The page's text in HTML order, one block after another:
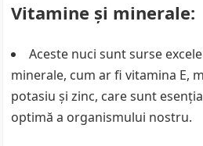
Vitamine și minerale:
Aceste nuci sunt surse
minerale, cum ar fi vitamina E,
potasiu și zinc, care sunt
optimă a organismului nostru.